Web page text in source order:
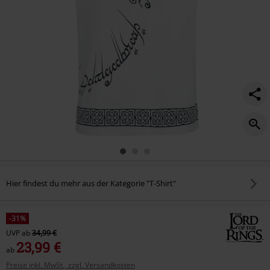
Hier findest du mehr aus der Kategorie "T-Shirt"
-31%
UVPab34,99 €
ab 23,99 €
Preise inkl. MwSt., zzgl. Versandkosten